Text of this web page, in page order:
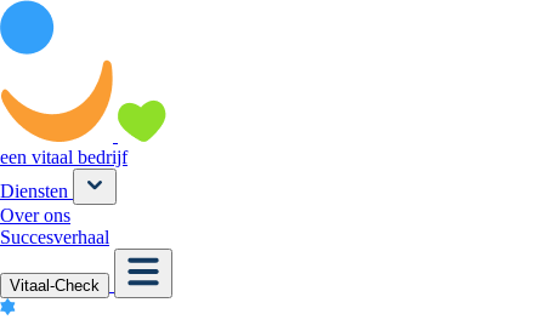
een vitaal bedrijf
Diensten
Over ons
Succesverhaal
Vitaal-Check